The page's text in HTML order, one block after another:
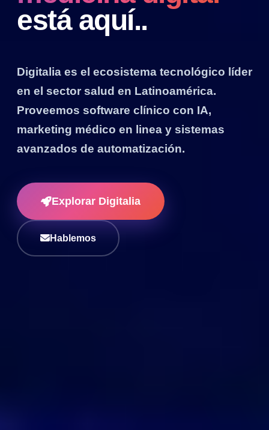
está aquí..
Digitalia es el ecosistema tecnológico líder
en el sector salud en Latinoamérica.
Proveemos software clínico con IA,
marketing médico en linea y sistemas
avanzados de automatización.
Explorar Digitalia
Hablemos